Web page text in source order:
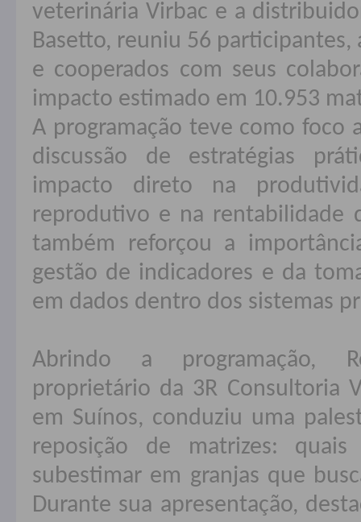
veterinária Virbac e a
Basetto, reuniu 56 participantes,
e cooperados com seus
impacto estimado em 10.953
A programação teve como foco
discussão de estratégias
impacto direto na
reprodutivo e na rentabilidade
também reforçou a
gestão de indicadores e da
em dados dentro dos sistemas
Abrindo a programação,
proprietário da 3R Consultoria
em Suínos, conduziu uma
reposição de matrizes:
subestimar em granjas que
Durante sua apresentação,